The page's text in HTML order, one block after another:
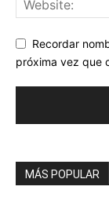
Recordar
próxima vez que
MÁS POPULAR